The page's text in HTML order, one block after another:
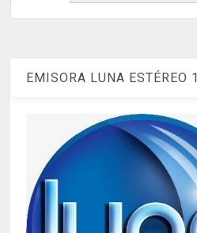
EMISORA LUNA ESTÉREO